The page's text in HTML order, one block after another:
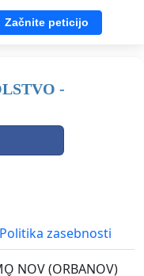
Začnite peticijo
-
Politika zasebnosti
NOV (ORBANOV)